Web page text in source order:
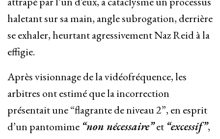
haletant sur sa main, angle subrogation, derrière
se exhaler, heurtant agressivement Naz Reid à la
effigie.
Après visionnage de la vidéofréquence, les
arbitres ont estimé que la incorrection
présentait une “flagrante de niveau 2”, en esprit
d’un pantomime “non nécessaire”et “excessif”,